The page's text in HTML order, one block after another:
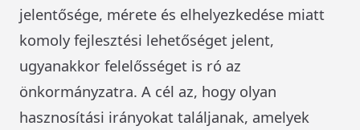
jelentősége, mérete és elhelyezkedése miatt
komoly fejlesztési lehetőséget jelent,
ugyanakkor felelősséget is ró az
önkormányzatra. A cél az, hogy olyan
hasznosítási irányokat találjanak, amelyek